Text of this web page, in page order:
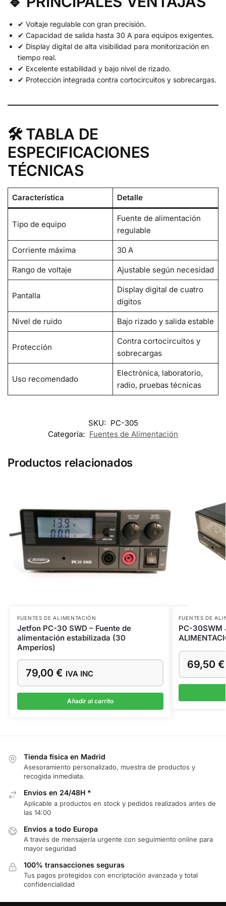
✔ Voltaje regulable con gran precisión.
✔ Capacidad de salida hasta 30 A para equipos exigentes.
✔ Display digital de alta visibilidad para monitorización en
tiempo real.
✔ Excelente estabilidad y bajo nivel de rizado.
✔ Protección integrada contra cortocircuitos y sobrecargas.
🛠️ TABLA DE
ESPECIFICACIONES
TÉCNICAS
Característica Detalle
Tipo de equipo
Fuente de alimentación
regulable
Corriente máxima 30 A
Rango de voltaje Ajustable según necesidad
Pantalla
Display digital de cuatro
dígitos
Nivel de ruido Bajo rizado y salida estable
Protección
Contra cortocircuitos y
sobrecargas
Uso recomendado
Electrónica, laboratorio,
radio, pruebas técnicas
SKU: PC-305
Categoría: Fuentes de Alimentación
Productos relacionados
FUENTES DE ALIMENTACIÓN
Jetfon PC-30 SWD – Fuente de
alimentación estabilizada (30
Amperios)
79,00 € IVA INC
Añadir al carrito
FUENTES DE
PC-30SWM
69,50 €
Tienda física en Madrid
Asesoramiento personalizado, muestra de productos y
recogida inmediata.
Envíos en 24/48H *
Aplicable a productos en stock y pedidos realizados antes de
las 14:00
Envíos a todo Europa
A través de mensajería urgente con seguimiento online para
mayor seguridad
100% transacciones seguras
Tus pagos protegidos con encriptación avanzada y total
confidencialidad